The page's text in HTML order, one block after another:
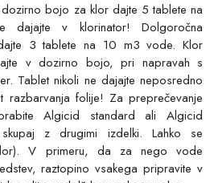
bojo za klor dajte 5 tablete na
v klorinator! Dolgoročna
3 tablete na 10 m3 vode. Klor
v dozirno bojo, pri napravah s
Tablet nikoli ne dajajte neposredno
razbarvanja folije! Za preprečevanje
Algicid standard ali Algicid
z drugimi izdelki. Lahko se
V primeru, da za nego vode
raztopino vsakega pripravite v